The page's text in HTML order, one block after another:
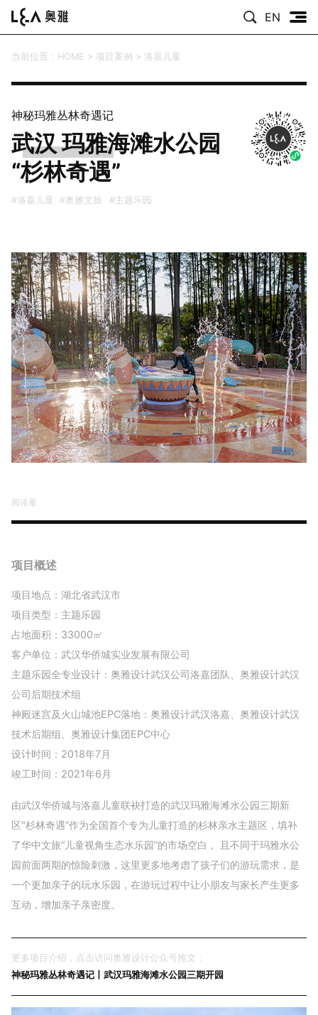
EN
当前位置： HOME > 项目案例 > 洛嘉儿童
神秘玛雅丛林奇遇记
武汉 玛雅海滩水公园
“杉林奇遇”
#洛嘉儿童 #奥雅文旅 #主题乐园
阅读量
项目概述
项目地点：湖北省武汉市
项目类型：主题乐园
占地面积：33000㎡
客户单位：武汉华侨城实业发展有限公司
主题乐园全专业设计：奥雅设计武汉公司洛嘉团队、奥雅设计武汉
公司后期技术组
神殿迷宫及火山城池EPC落地：奥雅设计武汉洛嘉、奥雅设计武汉
技术后期组、奥雅设计集团EPC中心
设计时间：2018年7月
竣工时间：2021年6月
由武汉华侨城与洛嘉儿童联袂打造的武汉玛雅海滩水公园三期新
区"杉林奇遇”作为全国首个专为儿童打造的杉林亲水主题区，填补
了华中文旅“儿童视角生态水乐园”的市场空白， 且不同于玛雅水公
园前面两期的惊险刺激，这里更多地考虑了孩子们的游玩需求，是
一个更加亲子的玩水乐园，在游玩过程中让小朋友与家长产生更多
互动，增加亲子亲密度。
更多项目介绍，点击访问奥雅设计公众号推文：
神秘玛雅丛林奇遇记丨武汉玛雅海滩水公园三期开园